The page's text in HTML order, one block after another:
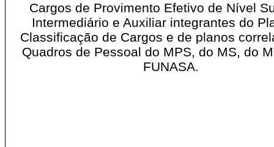
Cargos de Provimento Efetivo de Nível
Intermediário e Auxiliar integrantes do
Classificação de Cargos e de planos
Quadros de Pessoal do MPS, do MS, do
FUNASA.